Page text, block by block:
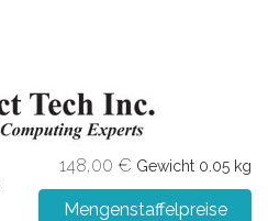
148,00 € Gewicht 0.05 kg
Mengenstaffelpreise